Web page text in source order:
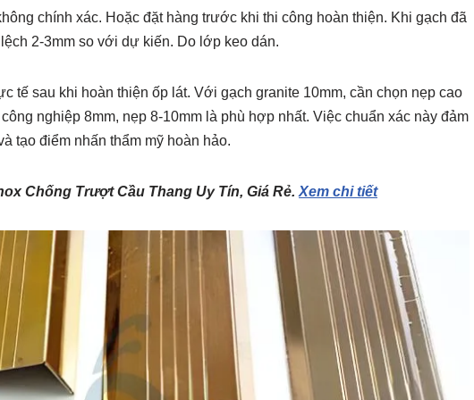
chính xác. Hoặc đặt hàng trước khi thi công hoàn thiện. Khi gạch đã
2-3mm so với dự kiến. Do lớp keo dán.
tế sau khi hoàn thiện ốp lát. Với gạch granite 10mm, cần chọn nẹp cao
nghiệp 8mm, nẹp 8-10mm là phù hợp nhất. Việc chuẩn xác này đảm
tạo điểm nhấn thẩm mỹ hoàn hảo.
Chống Trượt Cầu Thang Uy Tín, Giá Rẻ. Xem chi tiết